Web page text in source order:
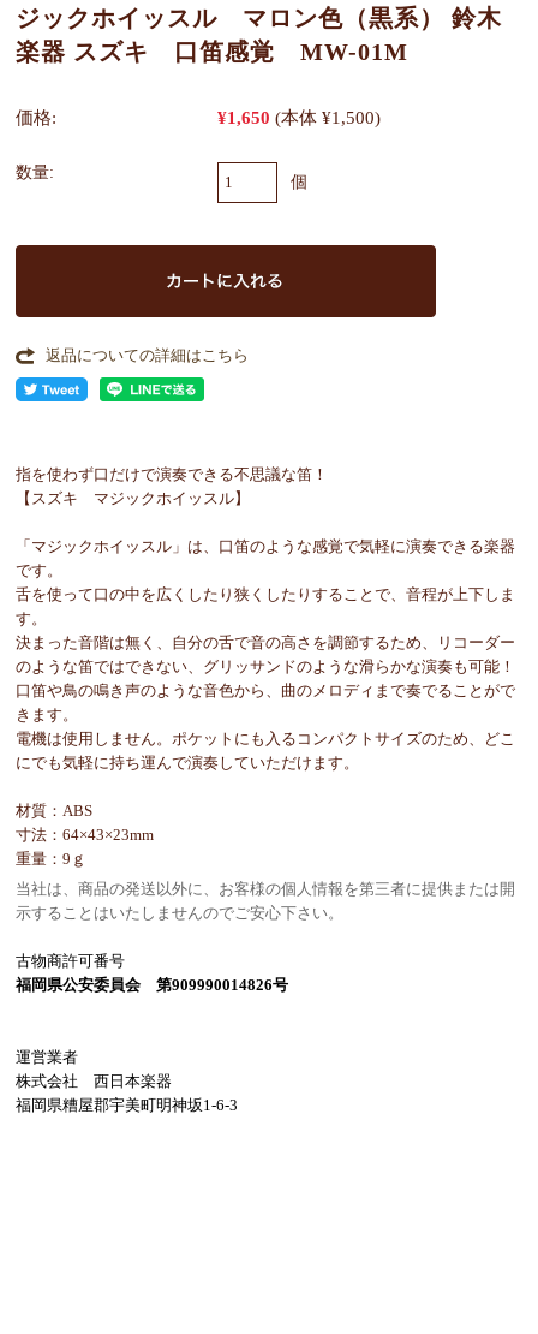
ジックホイッスル マロン色（黒系） 鈴木
楽器 スズキ 口笛感覚 MW-01M
価格: ¥1,650 (本体 ¥1,500)
数量:
個
返品についての詳細はこちら
指を使わず口だけで演奏できる不思議な笛！
【スズキ マジックホイッスル】
「マジックホイッスル」は、口笛のような感覚で気軽に演奏できる楽器
です。
舌を使って口の中を広くしたり狭くしたりすることで、音程が上下しま
す。
決まった音階は無く、自分の舌で音の高さを調節するため、リコーダー
のような笛ではできない、グリッサンドのような滑らかな演奏も可能！
口笛や鳥の鳴き声のような音色から、曲のメロディまで奏でることがで
きます。
電機は使用しません。ポケットにも入るコンパクトサイズのため、どこ
にでも気軽に持ち運んで演奏していただけます。
材質：ABS
寸法：64×43×23mm
重量：9ｇ
当社は、商品の発送以外に、お客様の個人情報を第三者に提供または開
示することはいたしませんのでご安心下さい。
古物商許可番号
福岡県公安委員会 第909990014826号
運営業者
株式会社 西日本楽器
福岡県糟屋郡宇美町明神坂1-6-3